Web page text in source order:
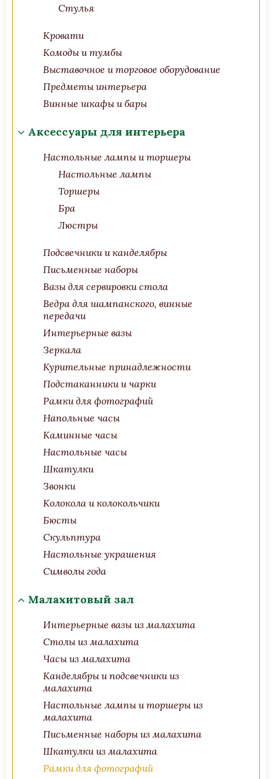
Стулья
Кровати
Комоды и тумбы
Выставочное и торговое оборудование
Предметы интерьера
Винные шкафы и бары
Аксессуары для интерьера
Настольные лампы и торшеры
Настольные лампы
Торшеры
Бра
Люстры
Подсвечники и канделябры
Письменные наборы
Вазы для сервировки стола
Ведра для шампанского, винные
передачи
Интерьерные вазы
Зеркала
Курительные принадлежности
Подстаканники и чарки
Рамки для фотографий
Напольные часы
Каминные часы
Настольные часы
Шкатулки
Звонки
Колокола и колокольчики
Бюсты
Скульптура
Настольные украшения
Символы года
Малахитовый зал
Интерьерные вазы из малахита
Столы из малахита
Часы из малахита
Канделябры и подсвечники из
малахита
Настольные лампы и торшеры из
малахита
Письменные наборы из малахита
Шкатулки из малахита
Рамки для фотографий